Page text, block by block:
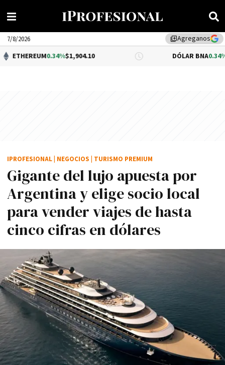
library_addAgreganos
7/8/2026
0.34%$1,904.10 DÓLAR BNA 0.34%$1,520.00
Gigante del lujo apuesta por
Argentina y elige socio local
para vender viajes de hasta
cinco cifras en dólares
IPROFESIONAL NEGOCIOS TURISMO PREMIUM